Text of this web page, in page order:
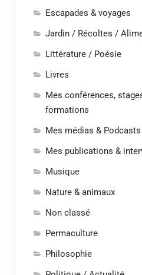
Escapades & voyages
Jardin / Récoltes /
Littérature / Poésie
Livres
Mes conférences,
formations
Mes médias &
Mes publications &
Musique
Nature & animaux
Non classé
Permaculture
Philosophie